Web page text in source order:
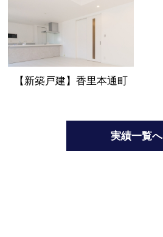
【新築戸建】香里本通町
実績一覧へ